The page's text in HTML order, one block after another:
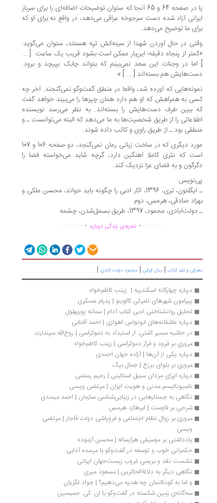
یا در صفحه 64 و 65 آنجا که ستوان توضیحات اضافه‌ای را برای سرباز
آزاد شده دست سرجوخه عراقی می‌دهد، در واقع نه برای او که
ما توضیح می‌دهد.
در حال آوردن شهدا از سینه‌کش تپه هستند، ستوان می‌گوید:
از پنجاه دقیقه؛ این‌بار ممکن است بشود قریب یک ساعت .[ ...
در وجنات این سعد نمی‌بینم که بتواند چابک بپیچد و برود.
هم بسته‌اند [ ... ].»
که آورده شد، واقعا در منطق گفت‌وگو نمی‌گنجند. آخر چه
به همراهش که او هم دارد همان چیز‌ها را می‌بیند خواهد گفت
ببین طرف دست‌هایش را بسته‌اند. به نظر می‌رسد نویسنده
را از طریق شخصیت‌ها به ما می‌دهد که البته می‌توانست ـ و
بود ـ از طریق راوی و کاتب داده شوند.
مورد دیگری که در ساخت زبانی رمان نمی‌گنجد، دو صفحه 106 و 107
که نثری کاملا آهنگین دارد، گرچه شاید می‌خواسته فضا را
و به فضای عزا نزدیک کند.
ـ ایگلتون، ‌تری، 1396، آثار ادبی را چگونه باید خواند، محسن ملکی و
صادقی، هرمس، دوم
محمود، 1397، طریق بسمل‌شدن، چشمه
................تجربه‌ی زندگی دوباره ...............
و نقد کتاب|رمان ایرانی|محمود دولت آبادی|
درباره چهارگانه‌ اسکندریه |  زینب کاظم‌خواه
پیرامون شهرهای نامرئی کالوینو | پدرام عسکری
تحلیل روانشناختی ادبی کتاب آدام | سمانه پوربهلول
درباره عاشقانه‌های ابونواس اهوازی | احمد آفتابی
در حاشیه مسیر آشتی: از استبداد به دموکراسی | روح‌الله سپندارند
مروری بر فرود و فراز دموکراسی | زینب کاظم‌خواه
درباره یکی از آن‌ها | آزاده جهان احمدی
مروری بر بلوای برزخ | جمال بیگ
درباره اپرای مردان سبیل استالینی | رحیم رستمی
ناسیونالیسم مدنی و هویت ایران | مرتضی ویسی
نگاهی به جستارهایی در زیبایی‌شناسی سازمان | احمد میمندی
شرحی بر فاوست | ابرهارْد هرمس
مروری بر زوال نظام اجتماعی و فروپاشی دولت قاجار | مرتضی
یادداشتی بر موسیقی هزارساله | محسن آزموده
حکمرانی خوب و توسعه در گفت‌وگو با مرسده آدابی
نشست نقد و بررسی غروب زیست‌جهان ایرانی
نگاهی دیگر به دلالةالحائرین | مسعود میری
و اما به کودکانمان چه هدیه می‌دهیم؟ | جواد لگزیان ‮
سه‌گانه‌ی زمین شکسته در گفت‌وگو با ان. کی. جمیسین